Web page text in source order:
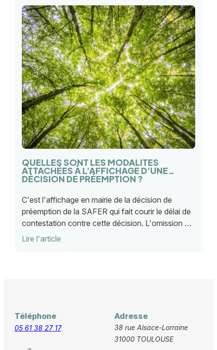
QUELLES SONT LES MODALITÉS
ATTACHÉES À L'AFFICHAGE D'UNE
DÉCISION DE PRÉEMPTION ?
C'est l'affichage en mairie de la décision de
préemption de la SAFER qui fait courir le délai de
contestation contre cette décision. L'omission de
cette formalité est sans incidence sur la validité
Lire l'article
Téléphone
05 61 38 27 17
Adresse
38 rue Alsace-Lorraine
31000 TOULOUSE